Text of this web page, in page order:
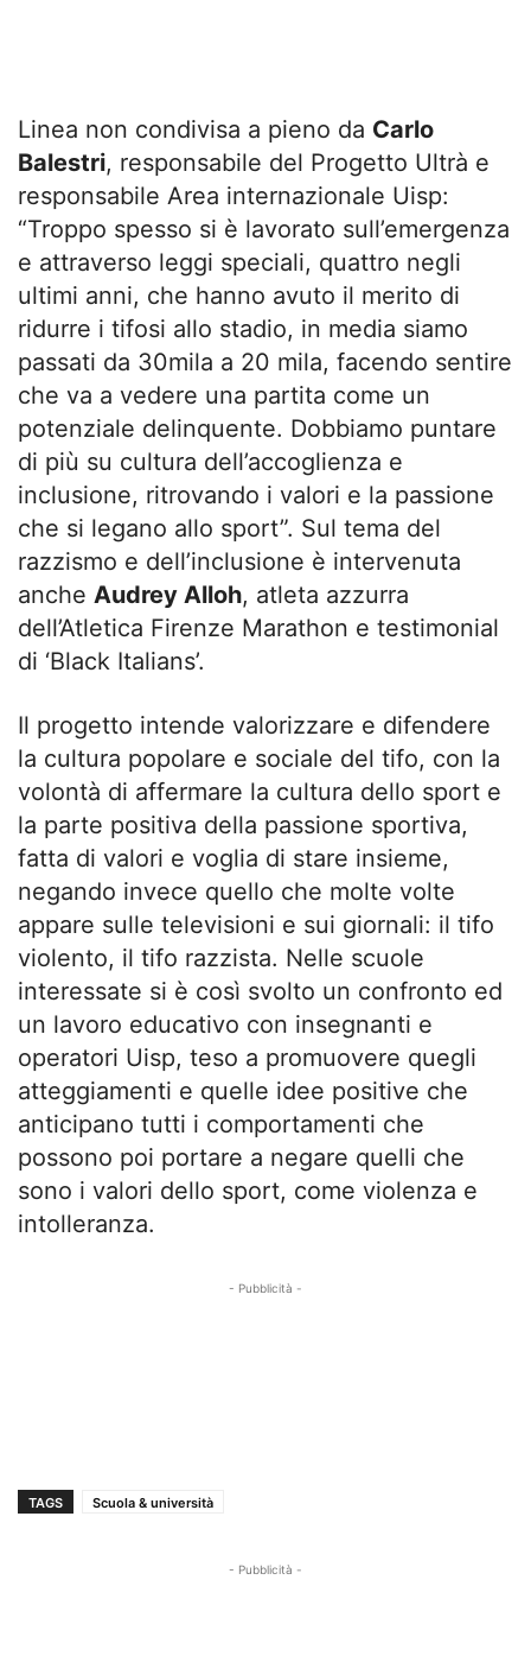
Linea non condivisa a pieno da Carlo
Balestri, responsabile del Progetto Ultrà e
responsabile Area internazionale Uisp:
“Troppo spesso si è lavorato sull’emergenza
e attraverso leggi speciali, quattro negli
ultimi anni, che hanno avuto il merito di
ridurre i tifosi allo stadio, in media siamo
passati da 30mila a 20 mila, facendo sentire
che va a vedere una partita come un
potenziale delinquente. Dobbiamo puntare
di più su cultura dell’accoglienza e
inclusione, ritrovando i valori e la passione
che si legano allo sport”. Sul tema del
razzismo e dell’inclusione è intervenuta
anche Audrey Alloh, atleta azzurra
dell’Atletica Firenze Marathon e testimonial
di ‘Black Italians’.
Il progetto intende valorizzare e difendere
la cultura popolare e sociale del tifo, con la
volontà di affermare la cultura dello sport e
la parte positiva della passione sportiva,
fatta di valori e voglia di stare insieme,
negando invece quello che molte volte
appare sulle televisioni e sui giornali: il tifo
violento, il tifo razzista. Nelle scuole
interessate si è così svolto un confronto ed
un lavoro educativo con insegnanti e
operatori Uisp, teso a promuovere quegli
atteggiamenti e quelle idee positive che
anticipano tutti i comportamenti che
possono poi portare a negare quelli che
sono i valori dello sport, come violenza e
intolleranza.
- Pubblicità -
TAGS Scuola & università
- Pubblicità -